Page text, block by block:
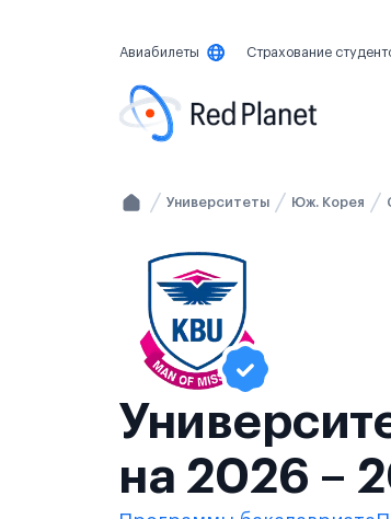
Авиабилеты Страхование
Университеты Юж. Корея
на 2026 –